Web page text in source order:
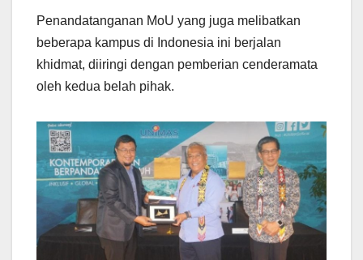
Penandatanganan MoU yang juga melibatkan
beberapa kampus di Indonesia ini berjalan
khidmat, diiringi dengan pemberian cenderamata
oleh kedua belah pihak.